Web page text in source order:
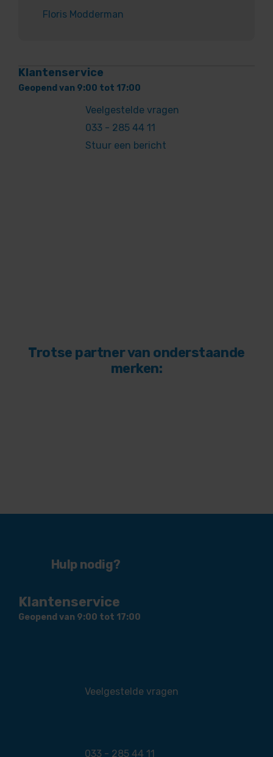
Floris Modderman
Klantenservice
Geopend van 9:00 tot 17:00
Veelgestelde vragen
033 - 285 44 11
Stuur een bericht
Trotse partner van onderstaande
merken:
Hulp nodig?
Klantenservice
Geopend van 9:00 tot 17:00
Veelgestelde vragen
033 - 285 44 11